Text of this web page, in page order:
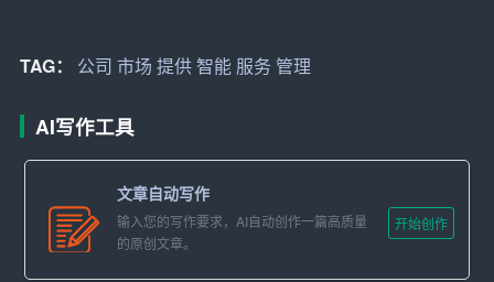
2. 目标市场
提升家居舒适度和便捷性的用户群体。
– 企业客户：需要智能化解决方案提升运营效率、降低成
本的企业，尤其是物流、零售和制造业。
TAG： 公司 市场 提供智能 服务 管理
AI写作工具
文章自动写作
输入您的写作要求，AI自动创作一篇高质量
的原创文章。
开始创作